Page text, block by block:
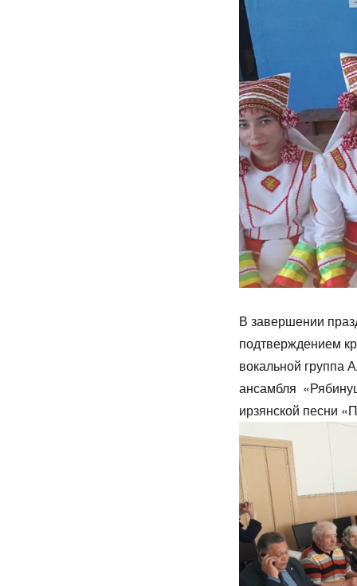
В завершении
подтверждением
вокальной группа
ансамбля
ирзянской песни